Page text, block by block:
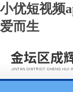
小优短视频
爱而生